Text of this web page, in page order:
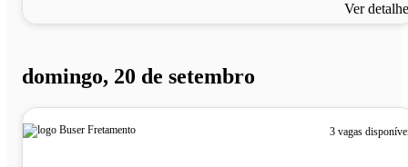
Ver
domingo, 20 de setembro
3 vagas